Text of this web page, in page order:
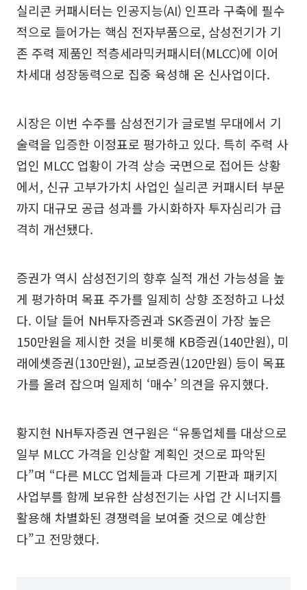
실리콘 커패시터는 인공지능(AI) 인프라 구축에 필수
적으로 들어가는 핵심 전자부품으로, 삼성전기가 기
존 주력 제품인 적층세라믹커패시터(MLCC)에 이어
차세대 성장동력으로 집중 육성해 온 신사업이다.
시장은 이번 수주를 삼성전기가 글로벌 무대에서 기
술력을 입증한 이정표로 평가하고 있다. 특히 주력 사
업인 MLCC 업황이 가격 상승 국면으로 접어든 상황
에서, 신규 고부가가치 사업인 실리콘 커패시터 부문
까지 대규모 공급 성과를 가시화하자 투자심리가 급
격히 개선됐다.
증권가 역시 삼성전기의 향후 실적 개선 가능성을 높
게 평가하며 목표 주가를 일제히 상향 조정하고 나섰
다. 이달 들어 NH투자증권과 SK증권이 가장 높은
150만원을 제시한 것을 비롯해 KB증권(140만원), 미
래에셋증권(130만원), 교보증권(120만원) 등이 목표
가를 올려 잡으며 일제히 ‘매수’ 의견을 유지했다.
황지현 NH투자증권 연구원은 “유통업체를 대상으로
일부 MLCC 가격을 인상할 계획인 것으로 파악된
다”며 “다른 MLCC 업체들과 다르게 기판과 패키지
사업부를 함께 보유한 삼성전기는 사업 간 시너지를
활용해 차별화된 경쟁력을 보여줄 것으로 예상한
다”고 전망했다.